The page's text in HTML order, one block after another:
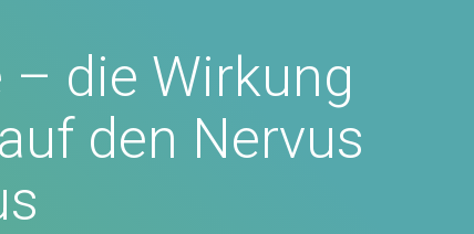
– die Wirkung
den Nervus